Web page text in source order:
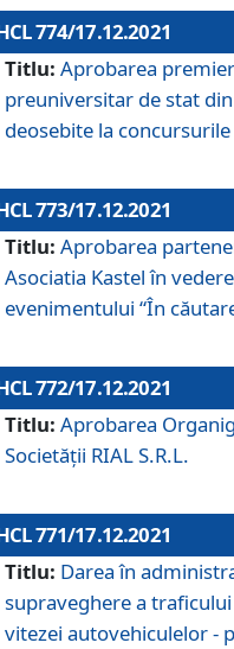
774/17.12.2021
Titlu: Aprobarea
preuniversitar de stat
deosebite la
773/17.12.2021
Titlu: Aprobarea
Asociatia Kastel în
evenimentului “În
772/17.12.2021
Titlu: Aprobarea
Societăţii RIAL S.R.L.
771/17.12.2021
Titlu: Darea în
supraveghere a
vitezei autovehiculelor -